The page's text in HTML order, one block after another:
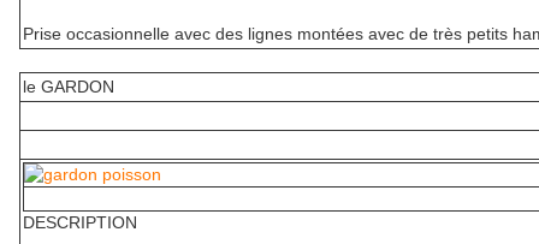
Prise occasionnelle avec des lignes montées avec de très petits
le GARDON
DESCRIPTION